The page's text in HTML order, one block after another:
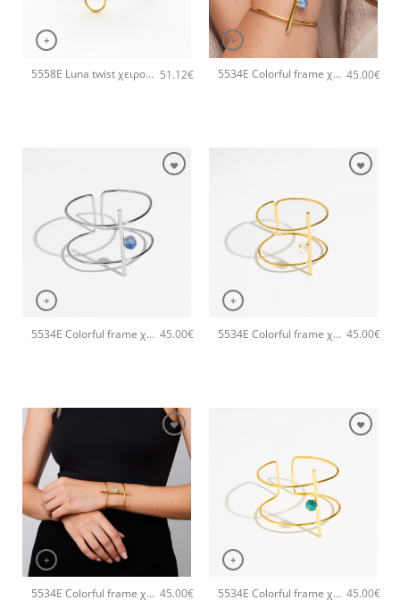
+
5558E Luna twist χειροποίητο βραχιόλι Catherine bijoux Ανοιχτό Πράσινο 51.12€
+
5534E Colorful frame χειροποίητο βραχιόλι Catherine bijoux Τυρκουάζ 45.00€
+
5534E Colorful frame χειροποίητο βραχιόλι Catherine bijoux Σιέλ 45.00€
+
5534E Colorful frame χειροποίητο βραχιόλι Catherine bijoux Άσπρο 45.00€
+
5534E Colorful frame χειροποίητο βραχιόλι Catherine bijoux Ασημί 45.00€
+
5534E Colorful frame χειροποίητο βραχιόλι Catherine bijoux Ανοιχτό Πράσινο 45.00€